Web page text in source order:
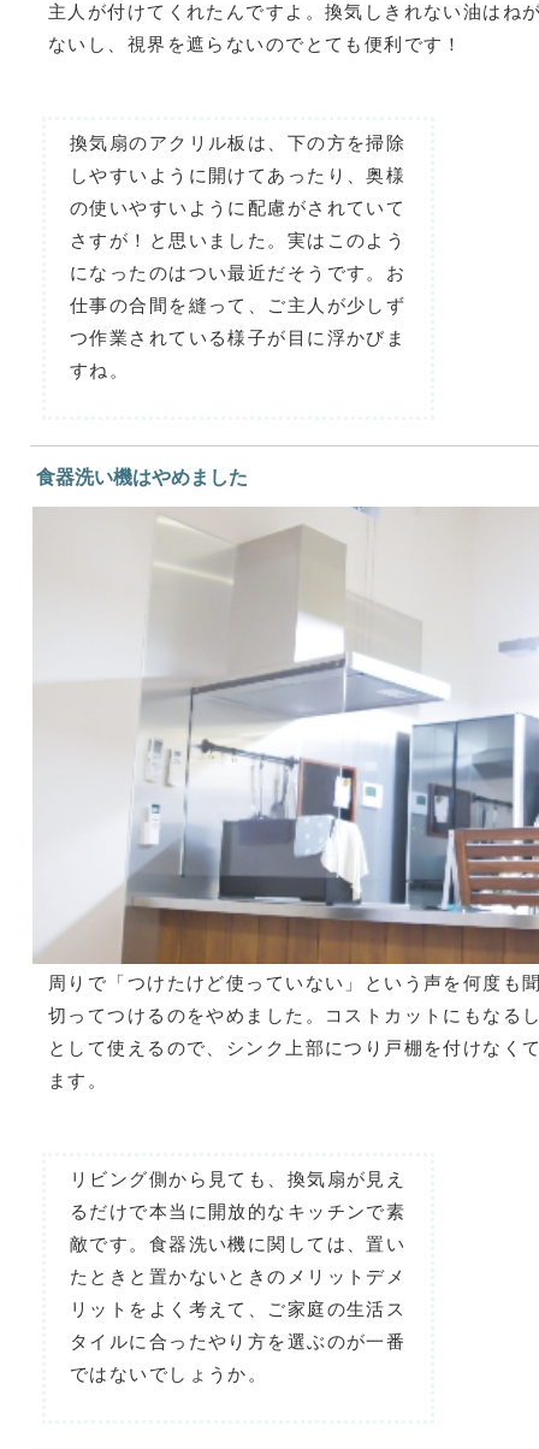
主人が付けてくれたんですよ。換気しきれない油はね
ないし、視界を遮らないのでとても便利です！
換気扇のアクリル板は、下の方を掃除
しやすいように開けてあったり、奥様
の使いやすいように配慮がされていて
さすが！と思いました。実はこのよう
になったのはつい最近だそうです。お
仕事の合間を縫って、ご主人が少しず
つ作業されている様子が目に浮かびま
すね。
食器洗い機はやめました
周りで「つけたけど使っていない」という声を何度も
切ってつけるのをやめました。コストカットにもなる
として使えるので、シンク上部につり戸棚を付けなく
ます。
リビング側から見ても、換気扇が見え
るだけで本当に開放的なキッチンで素
敵です。食器洗い機に関しては、置い
たときと置かないときのメリットデメ
リットをよく考えて、ご家庭の生活ス
タイルに合ったやり方を選ぶのが一番
ではないでしょうか。